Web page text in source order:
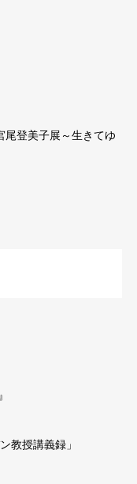
尾登美子展～生きてゆ
教授講義録」